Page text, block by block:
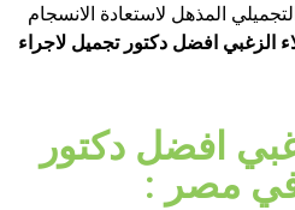
المذهل لاستعادة الانسجام
الزغبي افضل دكتور تجميل لاجراء
افضل دكتور
في مصر :